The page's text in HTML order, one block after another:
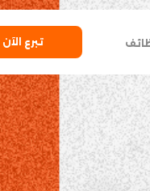
تبرع الآن